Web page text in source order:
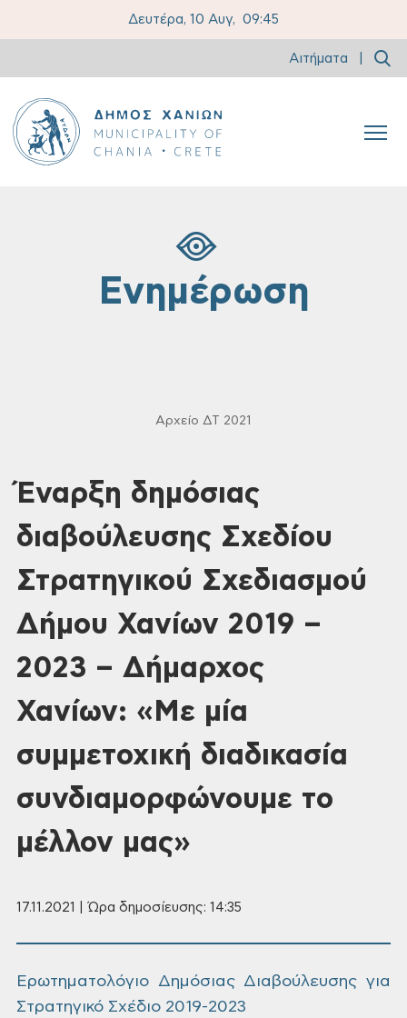
Δευτέρα, 10 Αυγ, 09:45
Αιτήματα
Ενημέρωση
Αρχείο ΔΤ 2021
Έναρξη δημόσιας
διαβούλευσης Σχεδίου
Στρατηγικού Σχεδιασμού
Δήμου Χανίων 2019 –
2023 – Δήμαρχος
Χανίων: «Με μία
συμμετοχική διαδικασία
συνδιαμορφώνουμε το
μέλλον μας»
17.11.2021 | Ώρα δημοσίευσης: 14:35
Ερωτηματολόγιο Δημόσιας Διαβούλευσης για
Στρατηγικό Σχέδιο 2019-2023